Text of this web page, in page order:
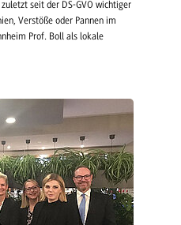
seit der DS-GVO wichtiger
Verstöße oder Pannen im
Prof. Boll als lokale